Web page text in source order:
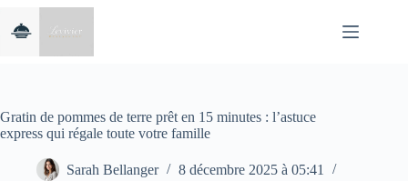
contenu
Gratin de pommes de terre prêt en 15 minutes : l’astuce
express qui régale toute votre famille
Sarah Bellanger
8 décembre 2025 à 05:41